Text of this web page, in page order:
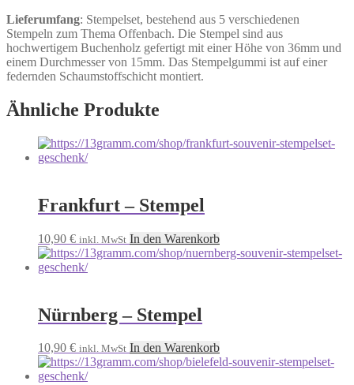
Lieferumfang: Stempelset, bestehend aus 5 verschiedenen
Stempeln zum Thema Offenbach. Die Stempel sind aus
hochwertigem Buchenholz gefertigt mit einer Höhe von 36mm und
einem Durchmesser von 15mm. Das Stempelgummi ist auf einer
federnden Schaumstoffschicht montiert.
Ähnliche Produkte
Frankfurt – Stempel
10,90 € inkl. MwSt In den Warenkorb
Nürnberg – Stempel
10,90 € inkl. MwSt In den Warenkorb